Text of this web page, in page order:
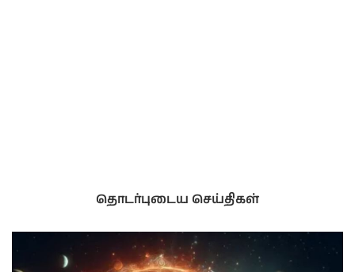
தொடர்புடைய செய்திகள்